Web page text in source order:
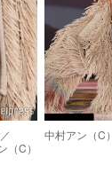
（C）
中村アン（C